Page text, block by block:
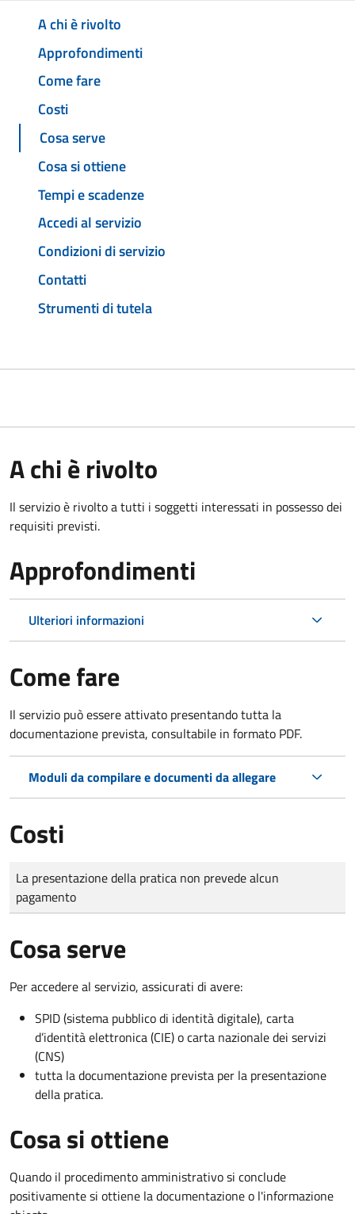
A chi è rivolto
Approfondimenti
Come fare
Costi
Cosa serve
Cosa si ottiene
Tempi e scadenze
Accedi al servizio
Condizioni di servizio
Contatti
Strumenti di tutela
A chi è rivolto
Il servizio è rivolto a tutti i soggetti interessati in possesso dei
requisiti previsti.
Approfondimenti
Ulteriori informazioni
Come fare
Il servizio può essere attivato presentando tutta la
documentazione prevista, consultabile in formato PDF.
Moduli da compilare e documenti da allegare
Costi
Tipo di pagamento
Importo
La presentazione della pratica non prevede alcun
pagamento
Cosa serve
Per accedere al servizio, assicurati di avere:
SPID (sistema pubblico di identità digitale), carta
d’identità elettronica (CIE) o carta nazionale dei servizi
(CNS)
tutta la documentazione prevista per la presentazione
della pratica.
Cosa si ottiene
Quando il procedimento amministrativo si conclude
positivamente si ottiene la documentazione o l'informazione